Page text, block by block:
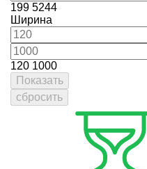
199 5244
Ширина
120 1000
Показать
сбросить